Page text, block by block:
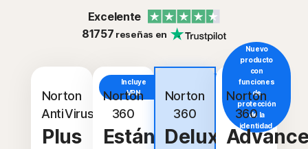
Iniciar sesión
Excelente
81757 reseñas en
Norton
AntiVirus
Plus
Incluye
VPN
Norton
360
Estándar
VPN
Norton
360
Deluxe
Nuevo
producto
con
funciones
de
protección
de la
identidad.
Norton
360